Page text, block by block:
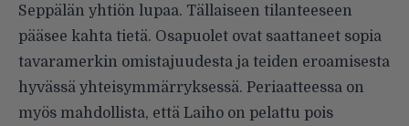
Seppälän yhtiön lupaa. Tällaiseen tilanteeseen
pääsee kahta tietä. Osapuolet ovat saattaneet sopia
tavaramerkin omistajuudesta ja teiden eroamisesta
hyvässä yhteisymmärryksessä. Periaatteessa on
myös mahdollista, että Laiho on pelattu pois